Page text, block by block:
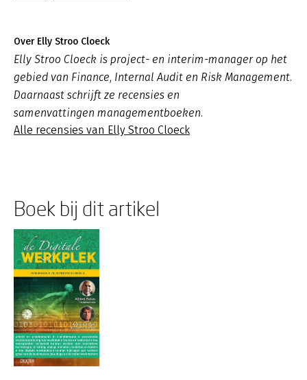
Over Elly Stroo Cloeck
Elly Stroo Cloeck is project- en interim-manager op het
gebied van Finance, Internal Audit en Risk Management.
Daarnaast schrijft ze recensies en
samenvattingen managementboeken.
Alle recensies van Elly Stroo Cloeck
Boek bij dit artikel